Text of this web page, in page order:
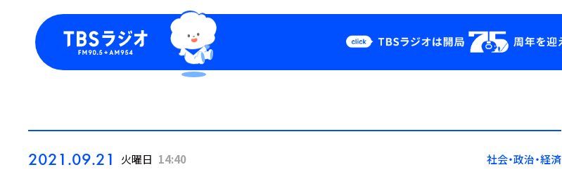
Podcast
YouTube
会社情報
2021.09.21 火曜日 14:40 社会・政治・経済